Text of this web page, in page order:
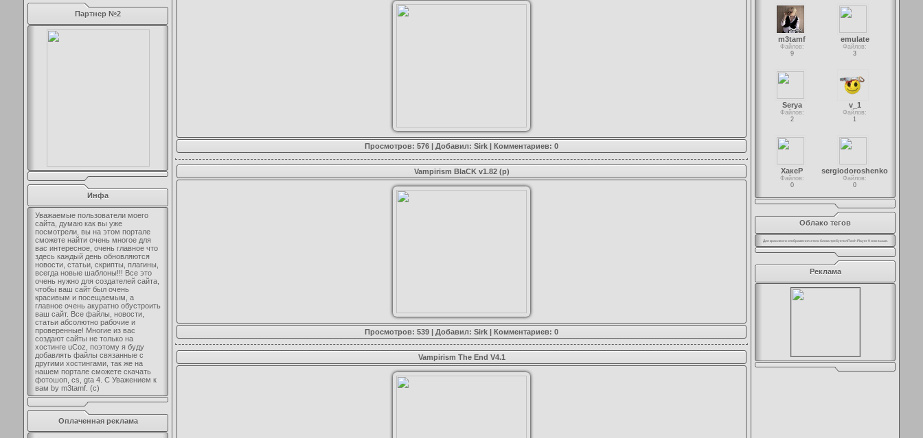
Партнер №2
Инфа
Уважаемые пользователи моего
сайта, думаю как вы уже
посмотрели, вы на этом портале
сможете найти очень многое для
вас интересное, очень главное что
здесь каждый день обновляются
новости, статьи, скрипты, плагины,
всегда новые шаблоны!!! Все это
очень нужно для создателей сайта,
чтобы ваш сайт был очень
красивым и посещаемым, а
главное очень акуратно обустроить
ваш сайт. Все файлы, новости,
статьи абсолютно рабочие и
проверенные! Многие из вас
создают сайты не только на
хостинге uCoz, поэтому я буду
добавлять файлы связанные с
другими хостингами, так же на
нашем портале сможете скачать
фотошоп, cs, gta 4. С Уважением к
вам by m3tamf. (с)
Оплаченная реклама
Просмотров: 576 | Добавил: Sirk Комментариев: 0
Vampirism BlaCK v1.82 (p)
Просмотров: 539 | Добавил: Sirk | Комментариев: 0
Vampirism The End V4.1
m3tamf
Файлов:
9
emulate
Файлов:
3
Serya
Файлов:
2
v_1
Файлов:
1
ХакеР
Файлов:
0
sergiodoroshenko
Файлов:
0
Облако тегов
Для красивого отображения этого блока требуетсяFlash Player 9или выше.
Реклама